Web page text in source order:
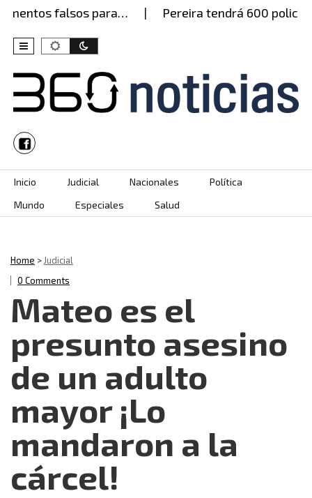
falsos para… Pereira tendrá 600 policías
Skip to content
Inicio Judicial Nacionales
Política
Mundo
Especiales Salud
Home >Judicial
0 Comments
Mateo es el
presunto asesino
de un adulto
mayor ¡Lo
mandaron a la
cárcel!